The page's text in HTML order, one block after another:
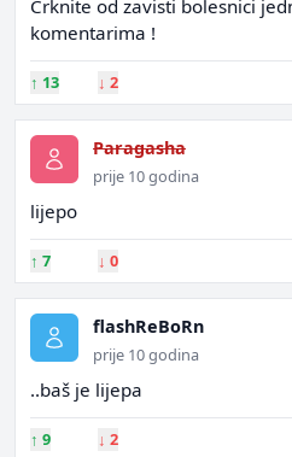
Crknite od zavisti bolesnici
komentarima !
↑ 13 ↓ 2
Paragasha
prije 10 godina
lijepo
↑ 7 ↓ 0
flashReBoRn
prije 10 godina
..baš je lijepa
↑ 9 ↓ 2